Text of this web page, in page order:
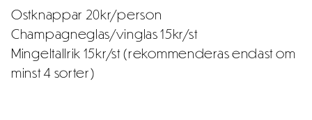
Ostknappar 20kr/person
Champagneglas/vinglas 15kr/st
Mingeltallrik 15kr/st (rekommenderas endast om
minst 4 sorter)